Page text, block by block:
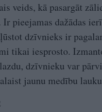
veids, kā pasargāt
Ir pieejamas dažādas
dzīvnieks ir
tikai iesprosto.
dzīvnieku var
jaunu medību